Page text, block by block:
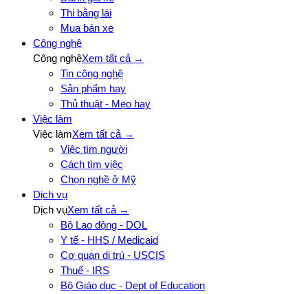
Thi bằng lái
Mua bán xe
Công nghệ
Công nghệXem tất cả →
Tin công nghệ
Sản phẩm hay
Thủ thuật - Mẹo hay
Việc làm
Việc làmXem tất cả →
Việc tìm người
Cách tìm việc
Chọn nghề ở Mỹ
Dịch vụ
Dịch vụXem tất cả →
Bộ Lao động - DOL
Y tế - HHS / Medicaid
Cơ quan di trú - USCIS
Thuế - IRS
Bộ Giáo dục - Dept of Education